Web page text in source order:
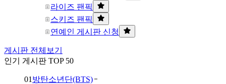
라이즈 팬픽
스키즈 팬픽
연예인 게시판 신청
게시판 전체보기
인기 게시판 TOP 50
01 방탄소년단(BTS)